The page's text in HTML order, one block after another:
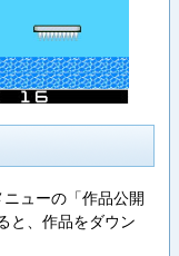
ューの「作品公開
と、作品をダウン